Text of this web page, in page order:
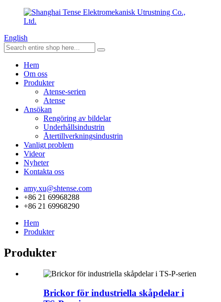
English
Hem
Om oss
Produkter
Atense-serien
Atense
Ansökan
Rengöring av bildelar
Underhållsindustrin
Återtillverkningsindustrin
Vanligt problem
Videor
Nyheter
Kontakta oss
amy.xu@shtense.com
+86 21 69968288
+86 21 69968290
Hem
Produkter
Produkter
Brickor för industriella skåpdelar i